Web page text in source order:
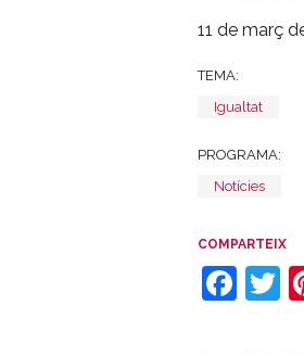
11 de març
TEMA:
Igualtat
PROGRAMA:
Notícies
COMPARTEIX